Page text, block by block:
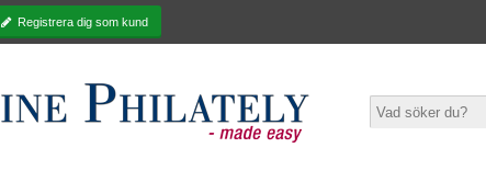
Registrera dig som kund